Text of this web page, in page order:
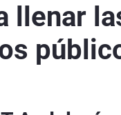
llenar